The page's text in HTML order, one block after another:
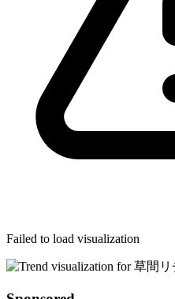
Failed to load visualization